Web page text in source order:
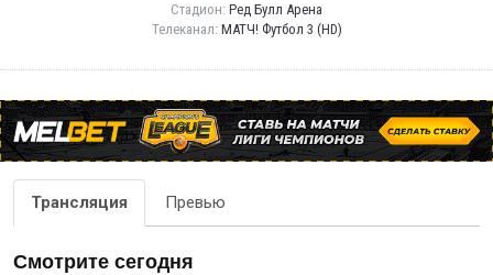
Стадион: Ред Булл Арена
Телеканал: МАТЧ! Футбол 3 (HD)
Трансляция Превью
Смотрите сегодня